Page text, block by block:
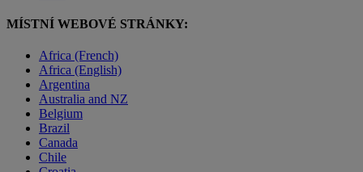
MÍSTNÍ WEBOVÉ STRÁNKY:
Africa (French)
Africa (English)
Argentina
Australia and NZ
Belgium
Brazil
Canada
Chile